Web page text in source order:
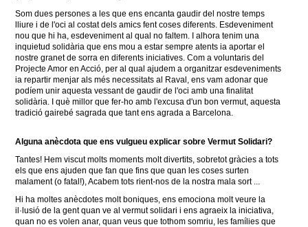
Som dues persones a les que ens encanta gaudir del nostre temps
lliure i de l'oci al costat dels amics fent coses diferents.
Esdeveniment
nou que hi ha, esdeveniment al qual no faltem.
I alhora tenim una
inquietud solidària que ens mou a estar sempre atents ia aportar el
nostre granet de sorra en diferents iniciatives. Com a voluntaris del
Projecte Amor en Acció, per al qual ajudem a organitzar esdeveniments
ia repartir menjar als més necessitats al Raval, ens vam adonar que
podíem unir aquesta vessant de gaudir de l'oci amb una finalitat
solidària.
I què millor que fer-ho amb l'excusa d'un bon vermut, aquesta
tradició gairebé sagrada que tant ens agrada a Barcelona.
Alguna anècdota que ens vulgueu explicar sobre Vermut Solidari?
Tantes! Hem viscut molts moments molt divertits, sobretot gràcies a tots
els que ens ajuden que fan que fins que quan les coses surten
malament (o fatal!), Acabem tots rient-nos de la nostra mala sort ...
Hi ha moltes anècdotes molt boniques, ens emociona molt veure la
il·lusió de la gent quan ve al vermut solidari i ens agraeix la iniciativa,
quan no es volen anar, quan veus que tothom somriu, les famílies que